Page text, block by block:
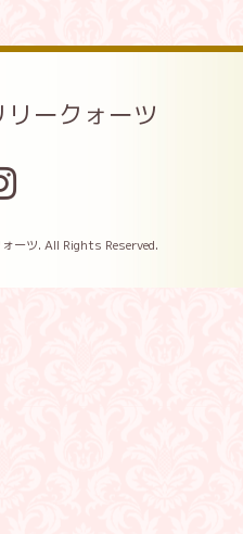
ークォーツ
ーツ. All Rights Reserved.